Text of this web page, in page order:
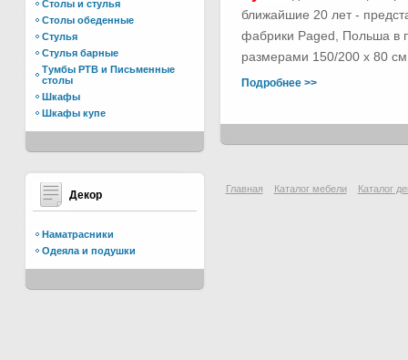
Столы и стулья
Столы обеденные
Стулья
Стулья барные
Тумбы РТВ и Письменные
столы
Шкафы
Шкафы купе
Декор
Наматрасники
Одеяла и подушки
ближайшие 20 лет -
фабрики Paged, Польша в
размерами 150/200 х 80
Подробнее >>
Главная Каталог мебели Каталог